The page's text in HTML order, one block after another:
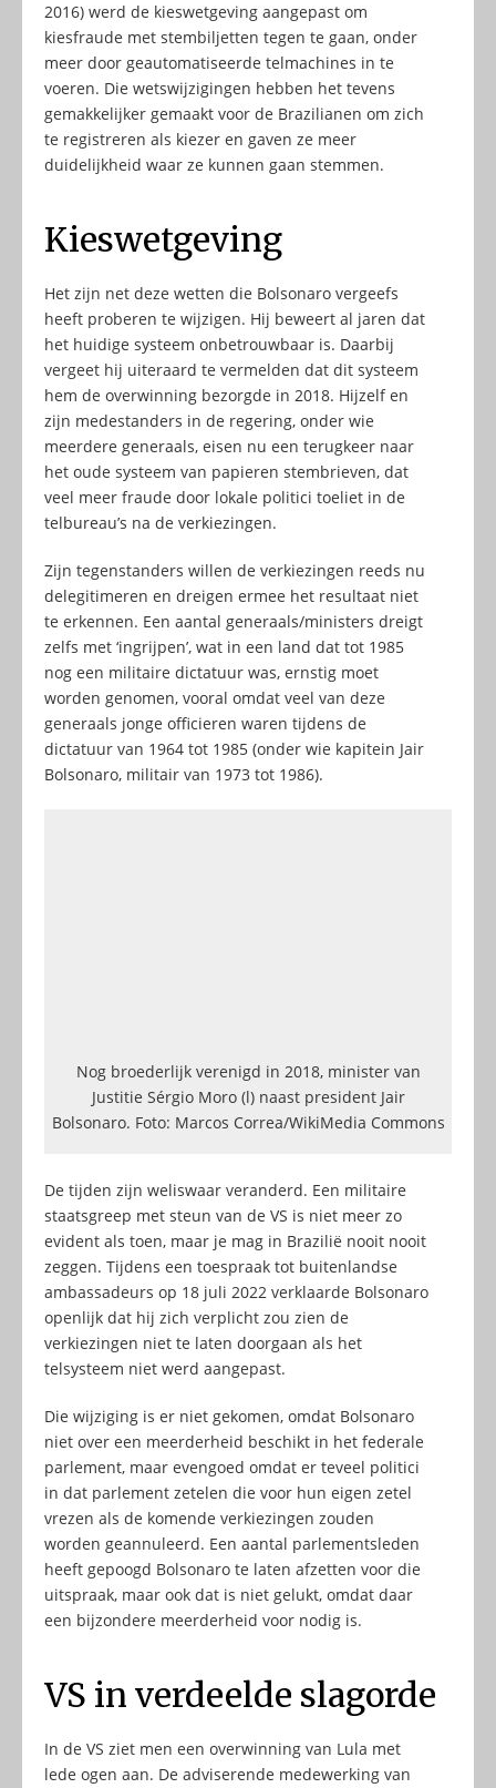
2016) werd de kieswetgeving aangepast om
kiesfraude met stembiljetten tegen te gaan, onder
meer door geautomatiseerde telmachines in te
voeren. Die wetswijzigingen hebben het tevens
gemakkelijker gemaakt voor de Brazilianen om zich
te registreren als kiezer en gaven ze meer
duidelijkheid waar ze kunnen gaan stemmen.
Kieswetgeving
Het zijn net deze wetten die Bolsonaro vergeefs
heeft proberen te wijzigen. Hij beweert al jaren dat
het huidige systeem onbetrouwbaar is. Daarbij
vergeet hij uiteraard te vermelden dat dit systeem
hem de overwinning bezorgde in 2018. Hijzelf en
zijn medestanders in de regering, onder wie
meerdere generaals, eisen nu een terugkeer naar
het oude systeem van papieren stembrieven, dat
veel meer fraude door lokale politici toeliet in de
telbureau’s na de verkiezingen.
Zijn tegenstanders willen de verkiezingen reeds nu
delegitimeren en dreigen ermee het resultaat niet
te erkennen. Een aantal generaals/ministers dreigt
zelfs met ‘ingrijpen’, wat in een land dat tot 1985
nog een militaire dictatuur was, ernstig moet
worden genomen, vooral omdat veel van deze
generaals jonge officieren waren tijdens de
dictatuur van 1964 tot 1985 (onder wie kapitein Jair
Bolsonaro, militair van 1973 tot 1986).
Nog broederlijk verenigd in 2018, minister van
Justitie Sérgio Moro (l) naast president Jair
Bolsonaro. Foto: Marcos Correa/WikiMedia Commons
De tijden zijn weliswaar veranderd. Een militaire
staatsgreep met steun van de VS is niet meer zo
evident als toen, maar je mag in Brazilië nooit nooit
zeggen. Tijdens een toespraak tot buitenlandse
ambassadeurs op 18 juli 2022 verklaarde Bolsonaro
openlijk dat hij zich verplicht zou zien de
verkiezingen niet te laten doorgaan als het
telsysteem niet werd aangepast.
Die wijziging is er niet gekomen, omdat Bolsonaro
niet over een meerderheid beschikt in het federale
parlement, maar evengoed omdat er teveel politici
in dat parlement zetelen die voor hun eigen zetel
vrezen als de komende verkiezingen zouden
worden geannuleerd. Een aantal parlementsleden
heeft gepoogd Bolsonaro te laten afzetten voor die
uitspraak, maar ook dat is niet gelukt, omdat daar
een bijzondere meerderheid voor nodig is.
VS in verdeelde slagorde
In de VS ziet men een overwinning van Lula met
lede ogen aan. De adviserende medewerking van